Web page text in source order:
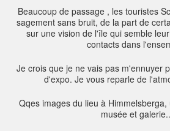
Beaucoup de passage , les touristes
sagement sans bruit, de la part de
sur une vision de l'île qui semble
contacts dans
Je crois que je ne vais pas m'ennuyer
d'expo. Je vous reparle de
Qqes images du lieu à
musée et galerie..